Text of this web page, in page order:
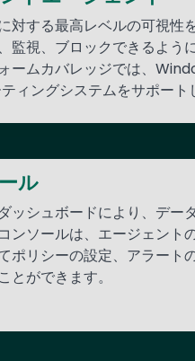
対する最高レベルの可視性
監視、ブロックできるよう
ームカバレッジでは、
ィングシステムをサポート
ル
ッシュボードにより、デー
ンソールは、エージェント
ポリシーの設定、アラート
とができます。